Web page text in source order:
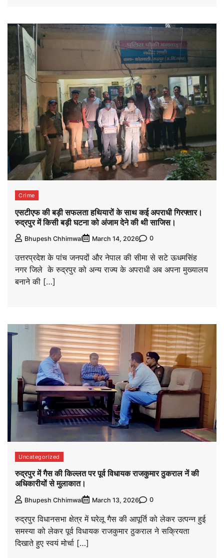
Crime
एसटीएफ की बड़ी सफलता हथियारों के साथ कई अपराधी गिरफ्तार।
रुद्रपुर में किसी बड़ी घटना को अंजाम देने की थी साजिस।
Bhupesh Chhimwal March 14, 2026 0
उत्तरप्रदेश के पांच जनपदों और नेपाल की सीमा से सटे ऊधमसिंह
नगर जिले के रुद्रपुर को अन्य राज्य के अपराधी अब अपना मुख्यालय
बनाने की […]
Uncategorized
रुद्रपुर में गैस की किल्लत पर पूर्व विधायक राजकुमार ठुकराल नें की
अधिकारीयों से मुलाकात।
Bhupesh Chhimwal March 13, 2026 0
रुद्रपुर विधानसभा क्षेत्र में घरेलू गैस की आपूर्ति को लेकर उत्पन्न हुई
समस्या को लेकर पूर्व विधायक राजकुमार ठुकराल ने सक्रियता
दिखाते हुए स्वयं मोर्चा […]